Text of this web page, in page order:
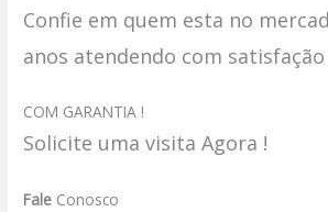
Confie em quem esta no
anos atendendo com
COM GARANTIA !
Solicite uma visita Agora !
Fale Conosco